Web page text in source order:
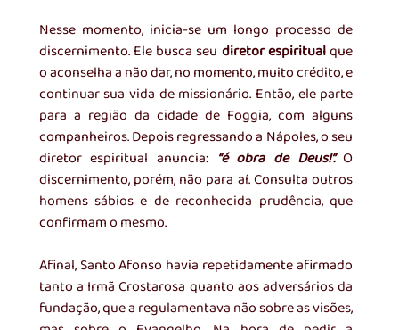
Nesse momento, inicia-se um longo processo de
discernimento. Ele busca seu diretor espiritual que
o aconselha a não dar, no momento, muito crédito, e
continuar sua vida de missionário. Então, ele parte
para a região da cidade de Foggia, com alguns
companheiros. Depois regressando a Nápoles, o seu
diretor espiritual anuncia: “é obra de Deus!”. O
discernimento, porém, não para aí. Consulta outros
homens sábios e de reconhecida prudência, que
confirmam o mesmo.
Afinal, Santo Afonso havia repetidamente afirmado
tanto a Irmã Crostarosa quanto aos adversários da
fundação, que a regulamentava não sobre as visões,